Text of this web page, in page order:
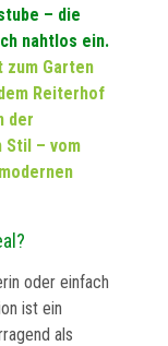
– die
nahtlos ein.
Garten
Reiterhof
der
Stil – vom
oder einfach
ist ein
als